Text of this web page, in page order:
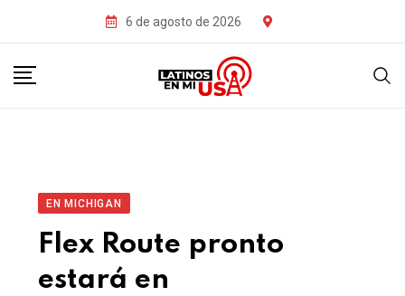
6 de agosto de 2026
EN MICHIGAN
Flex Route pronto
estará en